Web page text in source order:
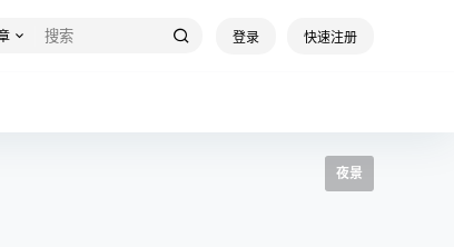
登录 快速注册
夜景